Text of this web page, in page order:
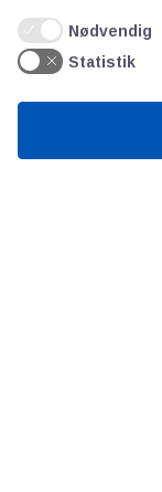
Bitva
Videncentre
Nødvendig
Statistik